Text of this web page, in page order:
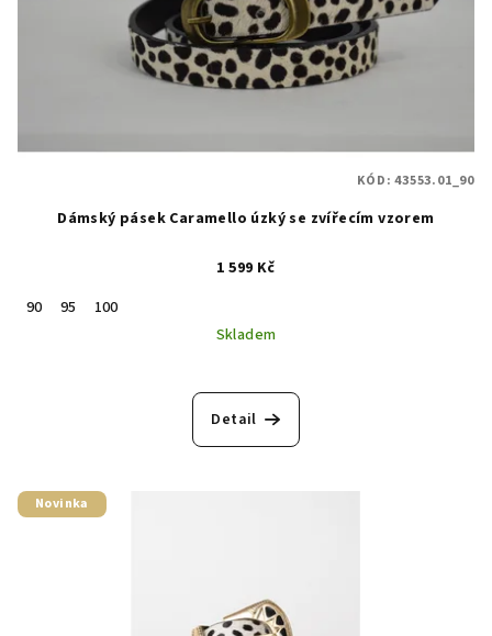
Dámský pásek Caramello úzký se zvířecím vzorem
1 599 Kč
90
95
100
Skladem
Detail
KÓD:43553.01_90
Novinka